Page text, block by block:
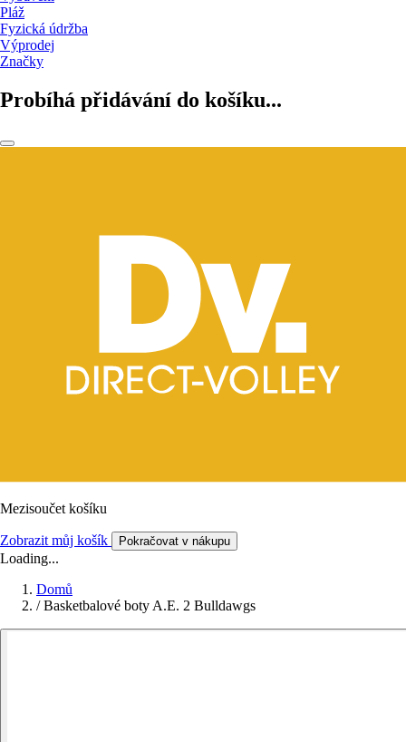
Pláž
Fyzická údržba
Výprodej
Značky
Probíhá přidávání do košíku...
Mezisoučet košíku
Zobrazit můj košík Pokračovat v nákupu
Loading...
Domů
/ Basketbalové boty A.E. 2 Bulldawgs